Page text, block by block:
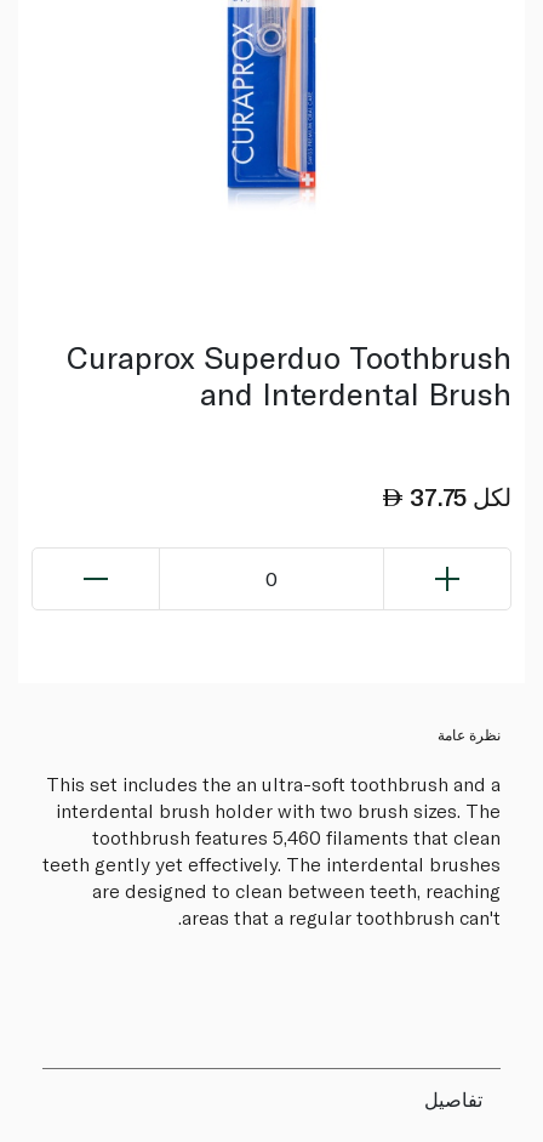
Curaprox Superduo Toothbrush
and Interdental Brush
37.75 لكل
0
نظرة عامة
This set includes the an ultra-soft toothbrush and a
interdental brush holder with two brush sizes. The
toothbrush features 5,460 filaments that clean
teeth gently yet effectively. The interdental brushes
are designed to clean between teeth, reaching
areas that a regular toothbrush can't.
تفاصيل